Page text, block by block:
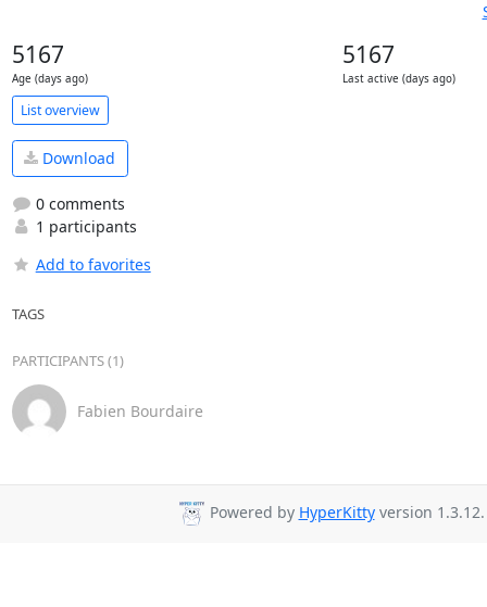
5167
Age (days ago)
5167
Last active (days ago)
List overview
Download
0 comments
1 participants
Add to favorites
TAGS
PARTICIPANTS (1)
Fabien Bourdaire
Powered by HyperKittyversion 1.3.12.